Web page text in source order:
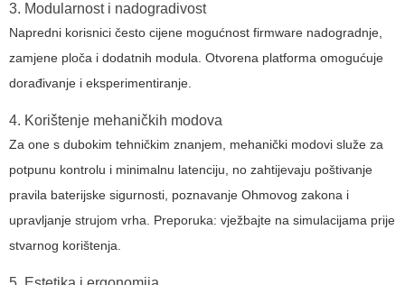
3. Modularnost i nadogradivost
Napredni korisnici često cijene mogućnost firmware nadogradnje,
zamjene ploča i dodatnih modula. Otvorena platforma omogućuje
dorađivanje i eksperimentiranje.
4. Korištenje mehaničkih modova
Za one s dubokim tehničkim znanjem, mehanički modovi služe za
potpunu kontrolu i minimalnu latenciju, no zahtijevaju poštivanje
pravila baterijske sigurnosti, poznavanje Ohmovog zakona i
upravljanje strujom vrha. Preporuka: vježbajte na simulacijama prije
stvarnog korištenja.